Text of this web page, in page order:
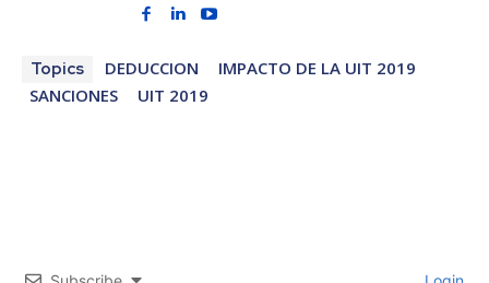
Topics DEDUCCION
IMPACTO DE LA UIT 2019
SANCIONES
UIT 2019